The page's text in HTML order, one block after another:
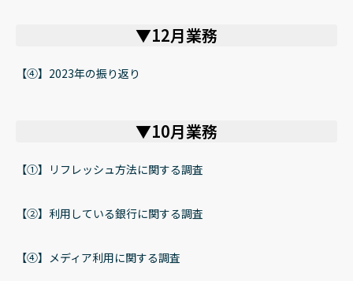
▼12月業務
【④】2023年の振り返り
▼10月業務
【➀】リフレッシュ方法に関する調査
【②】利用している銀行に関する調査
【④】メディア利用に関する調査